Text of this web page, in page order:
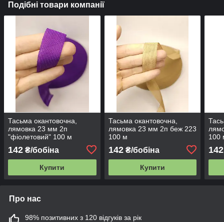
Подібні товари компанії
Тасьма окантовочна,
лямовка 23 мм 2п
"фіолетовий" 100 м
142 ₴/бобіна
Купити
Тасьма окантовочна,
лямовка 23 мм 2п беж 223
100 м
142₴/бобіна
Купити
100
142
Про нас
98% позитивних з 120 відгуків за рік